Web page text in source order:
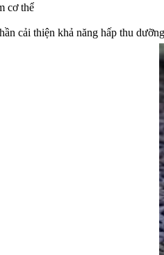
cơ thể
cải thiện khả năng hấp thu